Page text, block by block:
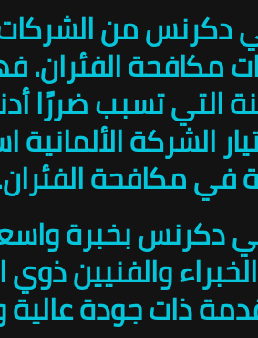
في دكرنس من
مكافحة
التي تسبب ضررًا
الشركة الألمانية
في مكافحة
في دكرنس بخبرة
والفنيين ذوي
ذات جودة عالية